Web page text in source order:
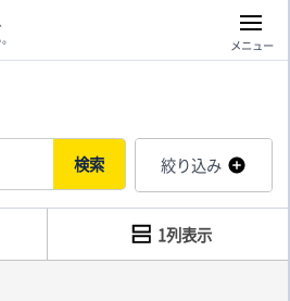
メニュー
検索 絞り込み
1列表示